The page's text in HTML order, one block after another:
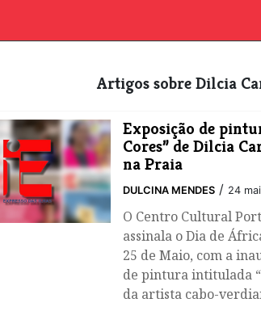
Artigos sobre Dilcia
​Exposição de
Cores” de Dilcia
na Praia
DULCINA MENDES / 24
O Centro Cultural
assinala o Dia de
25 de Maio, com a
de pintura intitulada
da artista cabo-